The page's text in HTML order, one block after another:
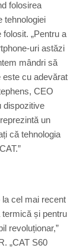
folosirea
tehnologiei
„Pentru a
uri astăzi
mândri să
cu adevărat
CEO
dispozitive
un
că tehnologia
cel mai recent
și pentru
revoluționar,”
„CAT S60